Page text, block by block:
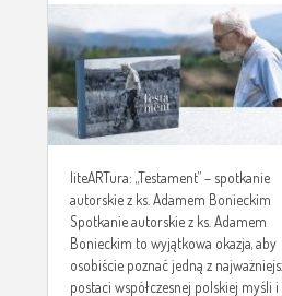
KS. ADAMEM
liteARTura: „Testament” – spotkanie
autorskie z ks. Adamem Bonieckim
Spotkanie autorskie z ks. Adamem
Bonieckim to wyjątkowa okazja, aby
osobiście poznać jedną z
postaci współczesnej polskiej myśli i